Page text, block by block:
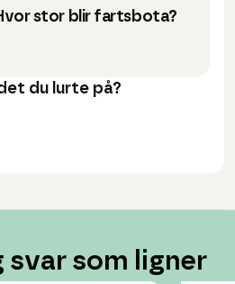
stor blir fartsbota?
du lurte på?
svar som ligner